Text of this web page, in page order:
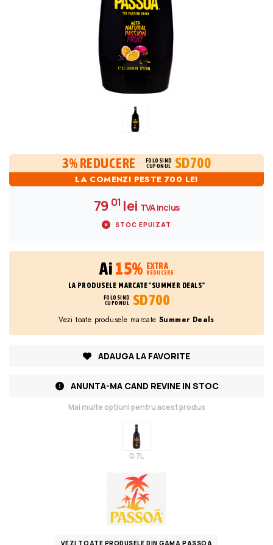
3% REDUCERE
FOLOSIND
CUPONUL
SD700
LA COMENZI PESTE 700 LEI
79 01 lei TVA inclus
STOC EPUIZAT
Ai15% EXTRA
REDUCERE
LA PRODUSELE MARCATE "SUMMER DEALS"
FOLOSIND
CUPONUL
SD700
Vezi toate produsele marcate Summer Deals
ADAUGA LA FAVORITE
ANUNTA-MA CAND REVINE IN STOC
Mai multe optiuni pentru acest produs
0.7L
VEZI TOATE PRODUSELE DIN GAMA PASSOA